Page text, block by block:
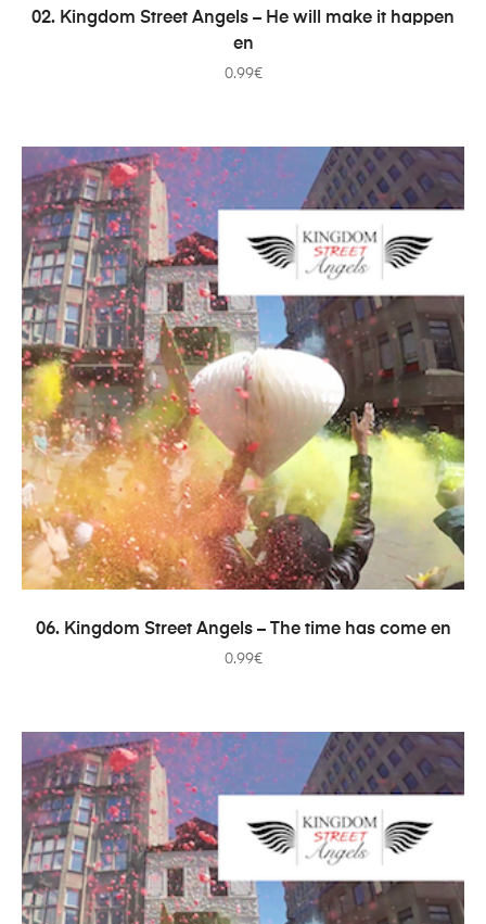
ADICIONAR
02. Kingdom Street Angels – He will make it happen
en
0.99€
ADICIONAR
06. Kingdom Street Angels – The time has come en
0.99€